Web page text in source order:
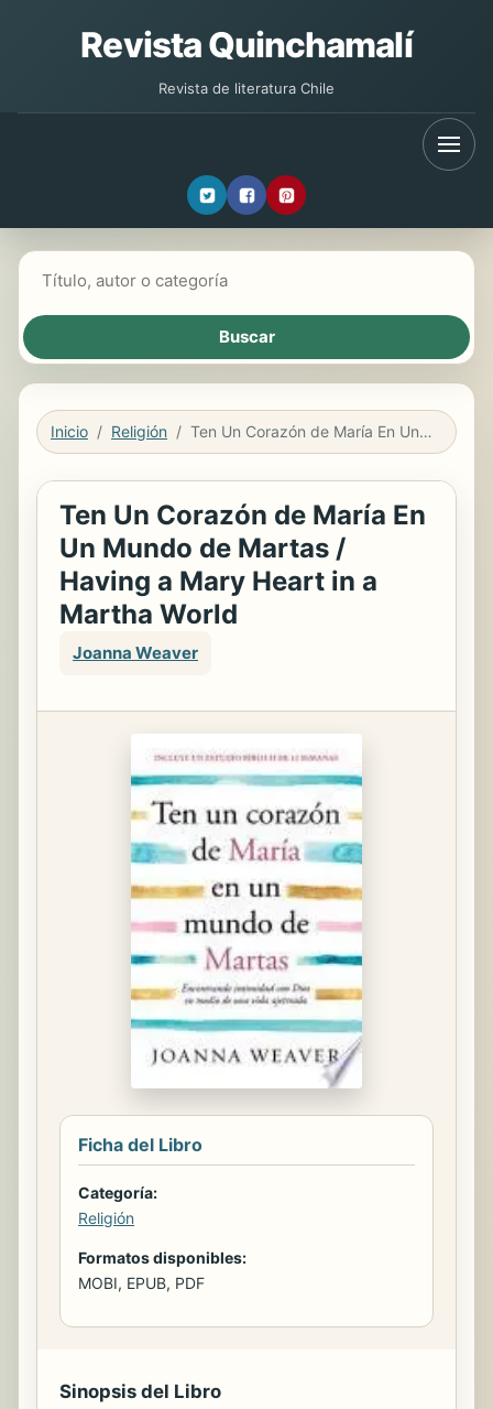
Revista Quinchamalí
Revista de literatura Chile
Inicio Religión Ten Un Corazón de María En Un Mundo de Martas / Having a Mary Heart in a Martha World
Ten Un Corazón de María En
Un Mundo de Martas /
Having a Mary Heart in a
Martha World
Joanna Weaver
Ficha del Libro
Categoría:
Religión
Formatos disponibles:
MOBI, EPUB, PDF
Sinopsis del Libro